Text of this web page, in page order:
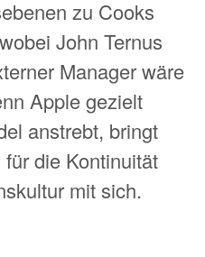
zu Cooks
John Ternus
Manager wäre
Apple gezielt
anstrebt, bringt
die Kontinuität
mit sich.